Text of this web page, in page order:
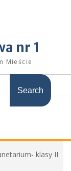
nr 1
Mieście
klasy II